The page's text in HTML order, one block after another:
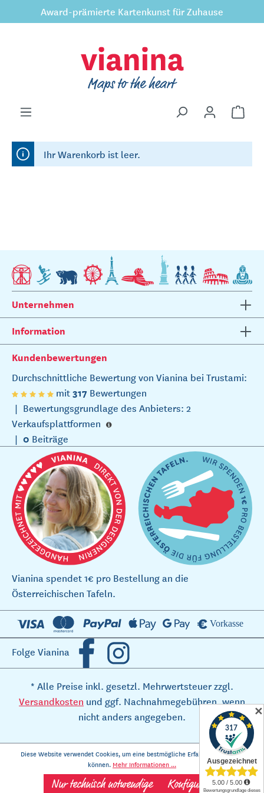
springen
Award-prämierte Kartenkunst für Zuhause
Ihr Warenkorb ist leer.
Unternehmen
Information
Kundenbewertungen
Durchschnittliche Bewertung von Vianina bei Trustami:
mit317 Bewertungen
| Bewertungsgrundlage des Anbieters: 2
Verkaufsplattformen
| 0 Beiträge
Vianina spendet 1€ pro Bestellung an die
Österreichischen Tafeln.
Folge Vianina
* Alle Preise inkl. gesetzl. Mehrwertsteuer zzgl.
Versandkosten und ggf. Nachnahmegebühren, wenn
nicht anders angegeben.
Diese Website verwendet Cookies, um eine bestmögliche Erfahrung bieten zu
können. Mehr Informationen ...
Nur technisch notwendige Konfigurieren
✕